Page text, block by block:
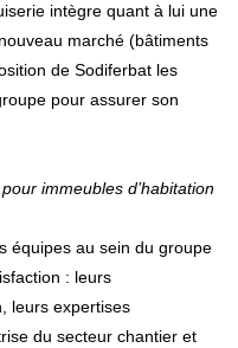
intègre quant à lui une
marché (bâtiments
de Sodiferbat les
pour assurer son
immeubles d’habitation
équipes au sein du groupe
: leurs
leurs expertises
du secteur chantier et